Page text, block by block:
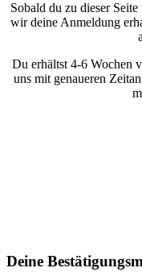
Sobald du zu dieser
wir deine Anmeldung
Du erhältst 4-6 Wochen
uns mit genaueren
Deine